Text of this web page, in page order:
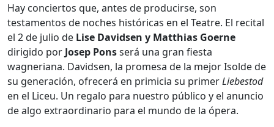
Hay conciertos que, antes de producirse, son
testamentos de noches históricas en el Teatre. El recital
el 2 de julio de Lise Davidsen y Matthias Goerne
dirigido por Josep Ponsserá una gran fiesta
wagneriana. Davidsen, la promesa de la mejor Isolde de
su generación, ofrecerá en primicia su primerLiebestod
en el Liceu. Un regalo para nuestro público y el anuncio
de algo extraordinario para el mundo de la ópera.